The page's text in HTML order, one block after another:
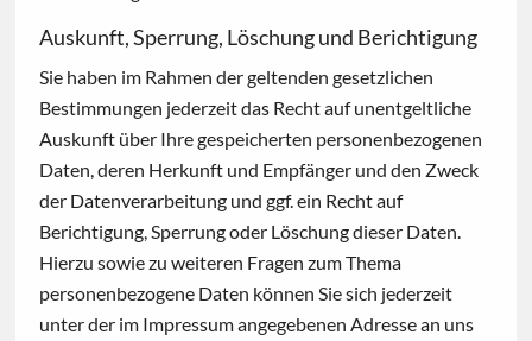
Auskunft, Sperrung, Löschung und Berichtigung
Sie haben im Rahmen der geltenden gesetzlichen
Bestimmungen jederzeit das Recht auf unentgeltliche
Auskunft über Ihre gespeicherten personenbezogenen
Daten, deren Herkunft und Empfänger und den Zweck
der Datenverarbeitung und ggf. ein Recht auf
Berichtigung, Sperrung oder Löschung dieser Daten.
Hierzu sowie zu weiteren Fragen zum Thema
personenbezogene Daten können Sie sich jederzeit
unter der im Impressum angegebenen Adresse an uns